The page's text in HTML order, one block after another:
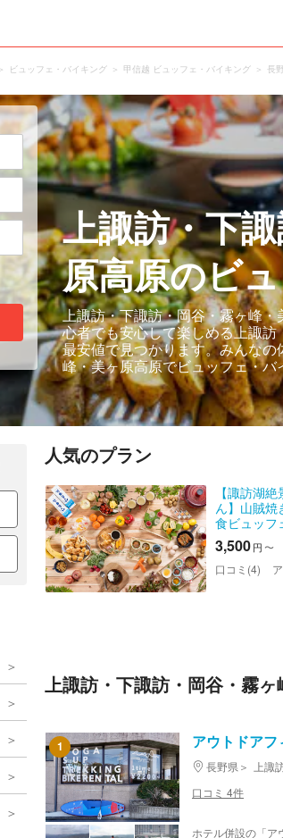
ビュッフェ・バイキング 甲信越 ビュッフェ・バイキング 長
上諏訪・下
原高原のビ
上諏訪・下諏訪・岡谷・霧ヶ峰
心者でも安心して楽しめる上諏
最安値で見つかります。みんな
峰・美ヶ原高原でビュッフェ・
人気のプラン
【諏訪湖
ん】山賊焼
食ビュッフ
体験
3,500円 〜
口コミ(4) ア
上諏訪・下諏訪・岡谷・霧
1 アウトドア
長野県 上諏
口コミ 4件